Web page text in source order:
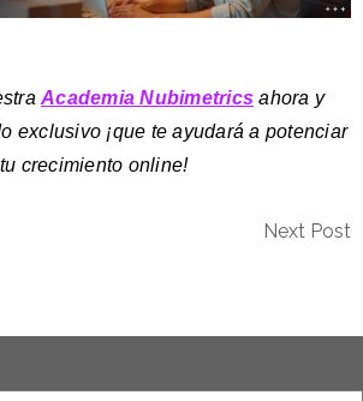
Academia Nubimetrics ahora y
exclusivo ¡que te ayudará a potenciar
tu crecimiento online!
Next Post